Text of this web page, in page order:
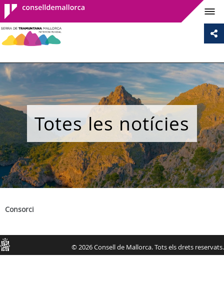
Consell de
Mallorca
Totes les notícies
Consorci
Consell
© 2026 Consell de Mallorca. Tots els drets reservats.